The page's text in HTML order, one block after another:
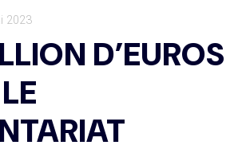
2023
D’EUROS